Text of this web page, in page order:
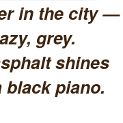
in the city —
grey.
shines
black piano.